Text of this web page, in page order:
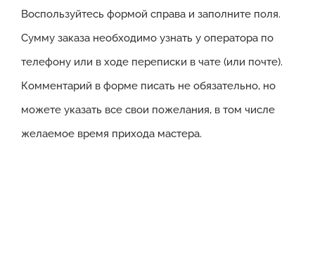
Воспользуйтесь формой справа и заполните поля.
Сумму заказа необходимо узнать у оператора по
телефону или в ходе переписки в чате (или почте).
Комментарий в форме писать не обязательно, но
можете указать все свои пожелания, в том числе
желаемое время прихода мастера.